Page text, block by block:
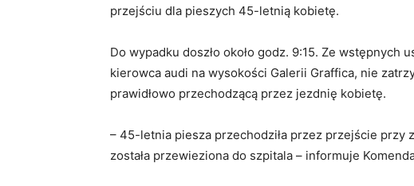
przejściu dla pieszych 45-letnią kobietę.
Do wypadku doszło około godz. 9:15. Ze
kierowca audi na wysokości Galerii Graffica, nie
prawidłowo przechodzącą przez jezdnię kobietę.
– 45-letnia piesza przechodziła przez przejście przy
została przewieziona do szpitala – informuje